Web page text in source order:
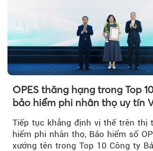
OPES thăng hạng trong Top
bảo hiểm phi nhân thọ uy tín
Tiếp tục khẳng định vị thế trên thị
hiểm phi nhân thọ, Bảo hiểm số
xướng tên trong Top 10 Công ty